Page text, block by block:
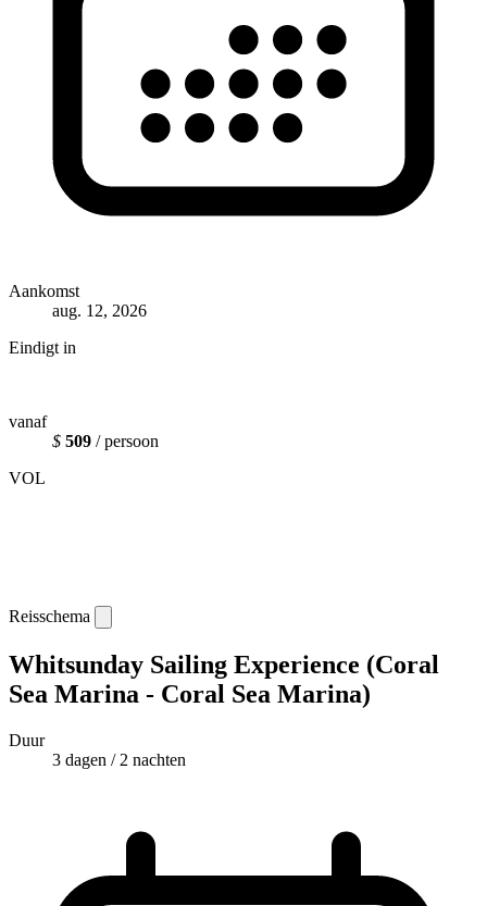
Aankomst
aug. 12, 2026
Eindigt in
vanaf
$ 509 / persoon
VOL
Reisschema
Whitsunday Sailing Experience (Coral
Sea Marina - Coral Sea Marina)
Duur
3 dagen / 2 nachten